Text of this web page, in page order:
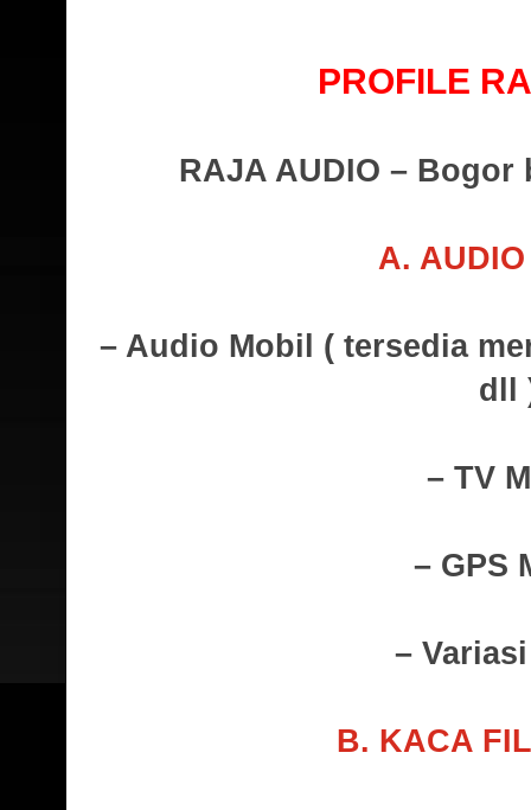
PROFILE
RAJA AUDIO –
A.
– Audio Mobil ( tersedia
dll
– TV
– GPS
–
B. KACA